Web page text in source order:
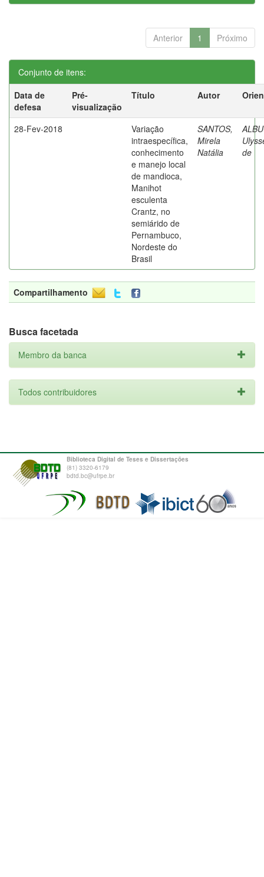
Anterior 1 Próximo
Conjunto de itens:
Data de
defesa
Pré-
visualização
Título Autor
28-Fev-2018
Variação
intraespecífica,
conhecimento
e manejo local
de mandioca,
Manihot
esculenta
Crantz, no
semiárido de
Pernambuco,
Nordeste do
Brasil
SANTOS,
Mirela
Natália
de
Compartilhamento
Busca facetada
Membro da banca
Todos contribuidores
Biblioteca Digital de Teses e Dissertações
(81) 3320-6179
bdtd.bc@ufrpe.br